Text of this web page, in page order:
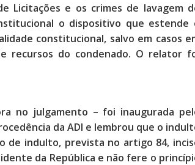
Licitações e os crimes de lavagem
o dispositivo que estende
constitucional, salvo em casos
recursos do condenado. O relator
no julgamento – foi inaugurada
da ADI e lembrou que o
de indulto, prevista no artigo 84,
da República e não fere o